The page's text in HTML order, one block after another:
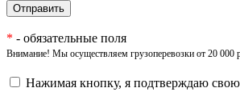
* - обязательные поля
Внимание! Мы осуществляем грузоперевозки от 20 000
Нажимая кнопку, я подтверждаю свою